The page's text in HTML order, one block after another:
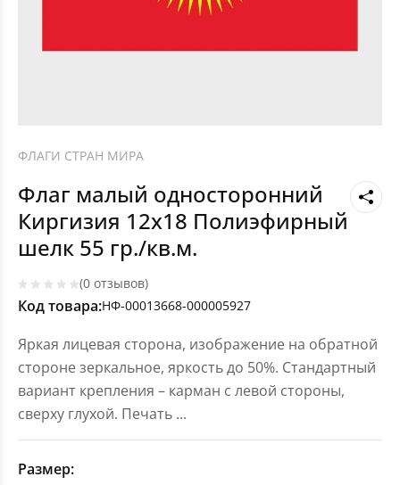
ФЛАГИ СТРАН МИРА
Флаг малый односторонний
Киргизия 12х18 Полиэфирный
шелк 55 гр./кв.м.
(0 отзывов)
Код товара:НФ-00013668-000005927
Яркая лицевая сторона, изображение на обратной
стороне зеркальное, яркость до 50%. Стандартный
вариант крепления – карман с левой стороны,
сверху глухой. Печать ...
Размер: